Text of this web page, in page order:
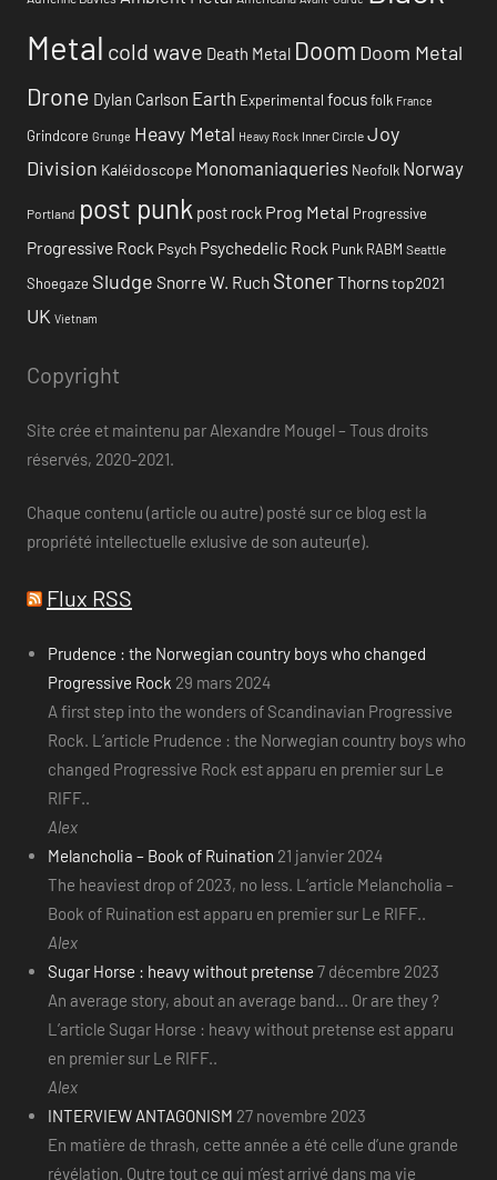
Metal cold wave Death Metal Doom Doom Metal
Drone Dylan Carlson Earth Experimental focusfolk France
Grindcore Grunge Heavy Metal Heavy Rock Inner Circle Joy
Division Kaléidoscope Monomaniaqueries Neofolk Norway
Portland post punk post rock Prog Metal Progressive
Progressive Rock Psych Psychedelic Rock Punk RABM Seattle
Shoegaze Sludge Snorre W. Ruch StonerThornstop2021
UK Vietnam
Copyright
Site crée et maintenu par Alexandre Mougel – Tous droits
réservés, 2020-2021.
Chaque contenu (article ou autre) posté sur ce blog est la
propriété intellectuelle exlusive de son auteur(e).
Flux RSS
Prudence : the Norwegian country boys who changed
Progressive Rock 29 mars 2024
A first step into the wonders of Scandinavian Progressive
Rock. L’article Prudence : the Norwegian country boys who
changed Progressive Rock est apparu en premier sur Le
RIFF..
Alex
Melancholia – Book of Ruination 21 janvier 2024
The heaviest drop of 2023, no less. L’article Melancholia –
Book of Ruination est apparu en premier sur Le RIFF..
Alex
Sugar Horse : heavy without pretense 7 décembre 2023
An average story, about an average band... Or are they ?
L’article Sugar Horse : heavy without pretense est apparu
en premier sur Le RIFF..
Alex
INTERVIEW ANTAGONISM 27 novembre 2023
En matière de thrash, cette année a été celle d’une grande
révélation. Outre tout ce qui m’est arrivé dans ma vie